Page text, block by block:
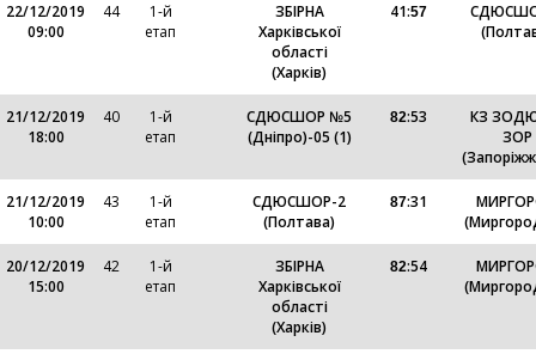
22/12/2019
09:00
44
1-й
етап
ЗБІРНА
Харківської
області
(Харків)
41:57
21/12/2019
18:00
40
1-й
етап
СДЮСШОР №5
(Дніпро)-05 (1)
82:53
КЗ
ЗОР
21/12/2019
10:00
43
1-й
етап
СДЮСШОР-2
(Полтава)
87:31
20/12/2019
15:00
42
1-й
етап
ЗБІРНА
Харківської
області
(Харків)
82:54